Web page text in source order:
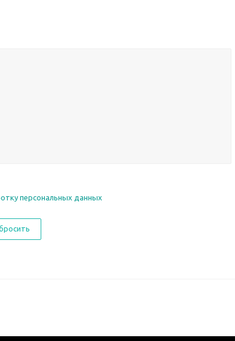
персональных данных